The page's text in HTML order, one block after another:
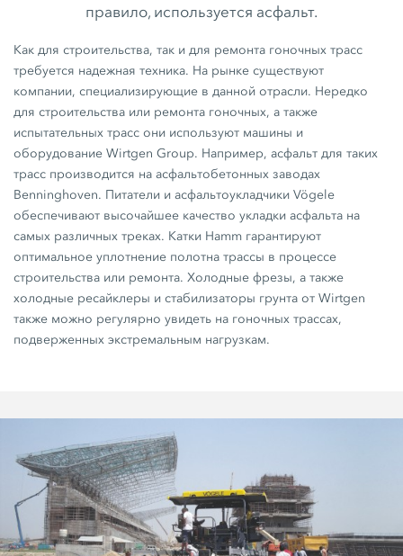
правило, используется асфальт.
Как для строительства, так и для ремонта гоночных трасс
требуется надежная техника. На рынке существуют
компании, специализирующие в данной отрасли. Нередко
для строительства или ремонта гоночных, а также
испытательных трасс они используют машины и
оборудование Wirtgen Group. Например, асфальт для таких
трасс производится на асфальтобетонных заводах
Benninghoven. Питатели и асфальтоукладчики Vögele
обеспечивают высочайшее качество укладки асфальта на
самых различных треках. Катки Hamm гарантируют
оптимальное уплотнение полотна трассы в процессе
строительства или ремонта. Холодные фрезы, а также
холодные ресайклеры и стабилизаторы грунта от Wirtgen
также можно регулярно увидеть на гоночных трассах,
подверженных экстремальным нагрузкам.